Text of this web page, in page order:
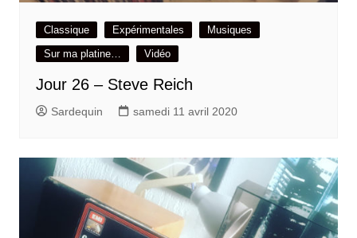
Classique Expérimentales
Musiques
Sur ma platine…
Vidéo
Jour 26 – Steve Reich
Sardequin samedi 11 avril 2020